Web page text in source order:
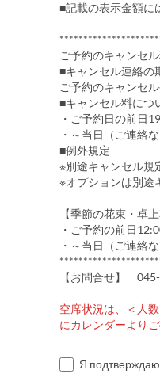
■記載の表示金額に
ご予約のキャンセ
■キャンセル連絡の
ご予約のキャンセ
■キャンセル料につ
・ご予約日の前日
・～当日（ご連絡
■例外規定
※別途キャンセル規
※オプションは別途
【季節の花束・卓
・ご予約の前日
・～当日（ご連絡
【お問合せ】
空席状況は、＜人
にカレンダーより
Я